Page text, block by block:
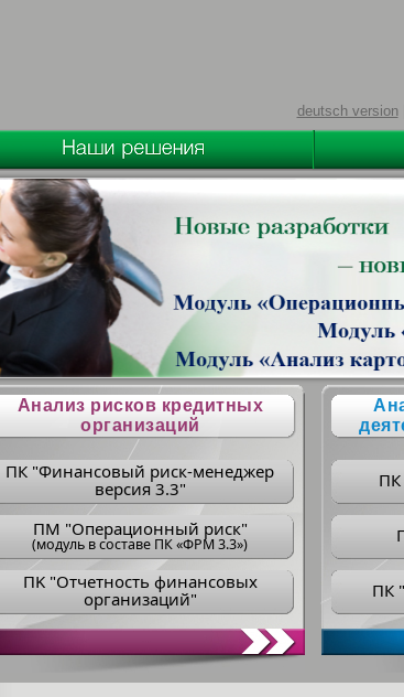
deutsch version|
Анализ рисков кредитных
организаций
ПК "Финансовый риск-менеджер
версия 3.3"
ПM "Операционный риск"
(модуль в составе ПК «ФРМ 3.3»)
ПK "Отчетность финансовых
организаций"
ПК
ПК